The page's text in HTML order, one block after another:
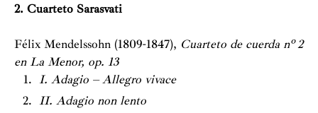
2. Cuarteto Sarasvati
Félix Mendelssohn (1809-1847), Cuarteto de cuerda nº 2
en La Menor, op. 13
I. Adagio – Allegro vivace
II. Adagio non lento